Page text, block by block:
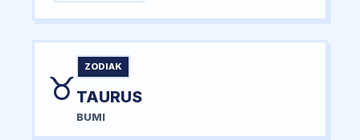
♉
ZODIAK
TAURUS
BUMI